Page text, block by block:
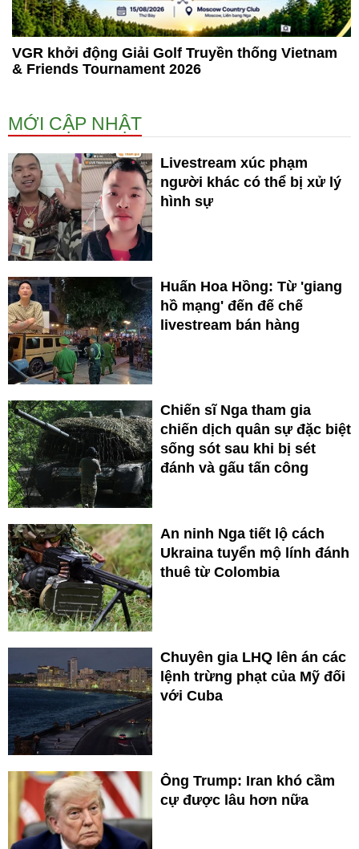
VGR khởi động Giải Golf Truyền thống Vietnam
& Friends Tournament 2026
MỚI CẬP NHẬT
Livestream xúc phạm
người khác có thể bị xử lý
hình sự
Huấn Hoa Hồng: Từ 'giang
hồ mạng' đến đế chế
livestream bán hàng
Chiến sĩ Nga tham gia
chiến dịch quân sự đặc biệt
sống sót sau khi bị sét
đánh và gấu tấn công
An ninh Nga tiết lộ cách
Ukraina tuyển mộ lính đánh
thuê từ Colombia
Chuyên gia LHQ lên án các
lệnh trừng phạt của Mỹ đối
với Cuba
Ông Trump: Iran khó cầm
cự được lâu hơn nữa